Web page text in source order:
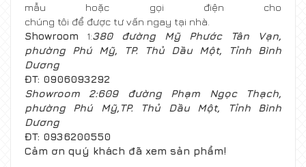
mẫu hoặc gọi điện cho
chúng tôi để được tư vấn ngay tại nhà.
Showroom 1:380 đường Mỹ Phước Tân Vạn,
phường Phú Mỹ, TP. Thủ Dầu Một, Tỉnh Bình
Dương
ĐT: 0906093292
Showroom 2:609 đường
Phạm Ngọc Thạch,
phường Phú Mỹ, TP.Thủ Dầu Một, Tỉnh
Bình
Dương
ĐT: 0936200550
Cảm ơn quý khách đã xem sản phẩm!